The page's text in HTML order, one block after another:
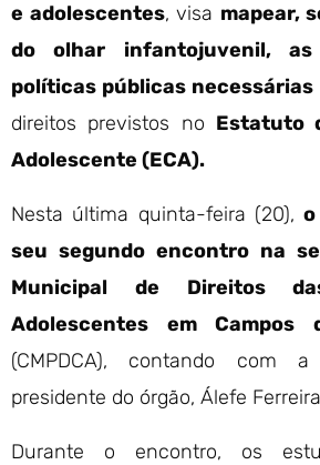
e adolescentes, visa mapear,
do olhar infantojuvenil, as
políticas públicas necessárias
direitos previstos no Estatuto
Adolescente (ECA).
Nesta última quinta-feira (20),
seu segundo encontro na
Municipal de Direitos
Adolescentes em Campos
(CMPDCA), contando com
presidente do órgão, Álefe
Durante o encontro, os